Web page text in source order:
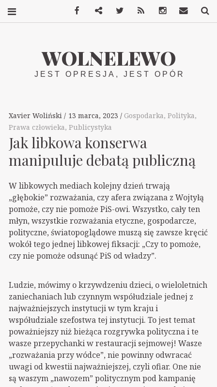
WOLNELEWO
JEST OPRESJA, JEST OPÓR
Xavier Woliński 13 marca, 2023 Gospodarka, Polityka,
Prawa człowieka, Publicystyka
Jak libkowa konserwa
manipuluje debatą publiczną
W libkowych mediach kolejny dzień trwają
„głębokie” rozważania, czy afera związana z Wojtyłą
pomoże, czy nie pomoże PiS-owi. Wszystko, cały ten
młyn, wszystkie rozważania etyczne, gospodarcze,
polityczne, światopoglądowe muszą się zawsze kręcić
wokół tego jednej libkowej fiksacji: „Czy to pomoże,
czy nie pomoże odsunąć PiS od władzy”.
Ludzie, mówimy o krzywdzeniu dzieci, o wieloletnich
zaniechaniach lub czynnym współudziale jednej z
najważniejszych instytucji w tym kraju i
współudziale szefostwa tej instytucji. To jest temat
poważniejszy niż bieżąca rozgrywka polityczna i te
wasze przepychanki w restauracji sejmowej! Wasze
„rozważania przy wódce”, nie powinny odwracać
uwagi od kwestii najważniejszej, czyli ofiar. One nie
są waszym „nawozem” politycznym pod kampanię
FacebookMastodonTwitter InstagramKontakt